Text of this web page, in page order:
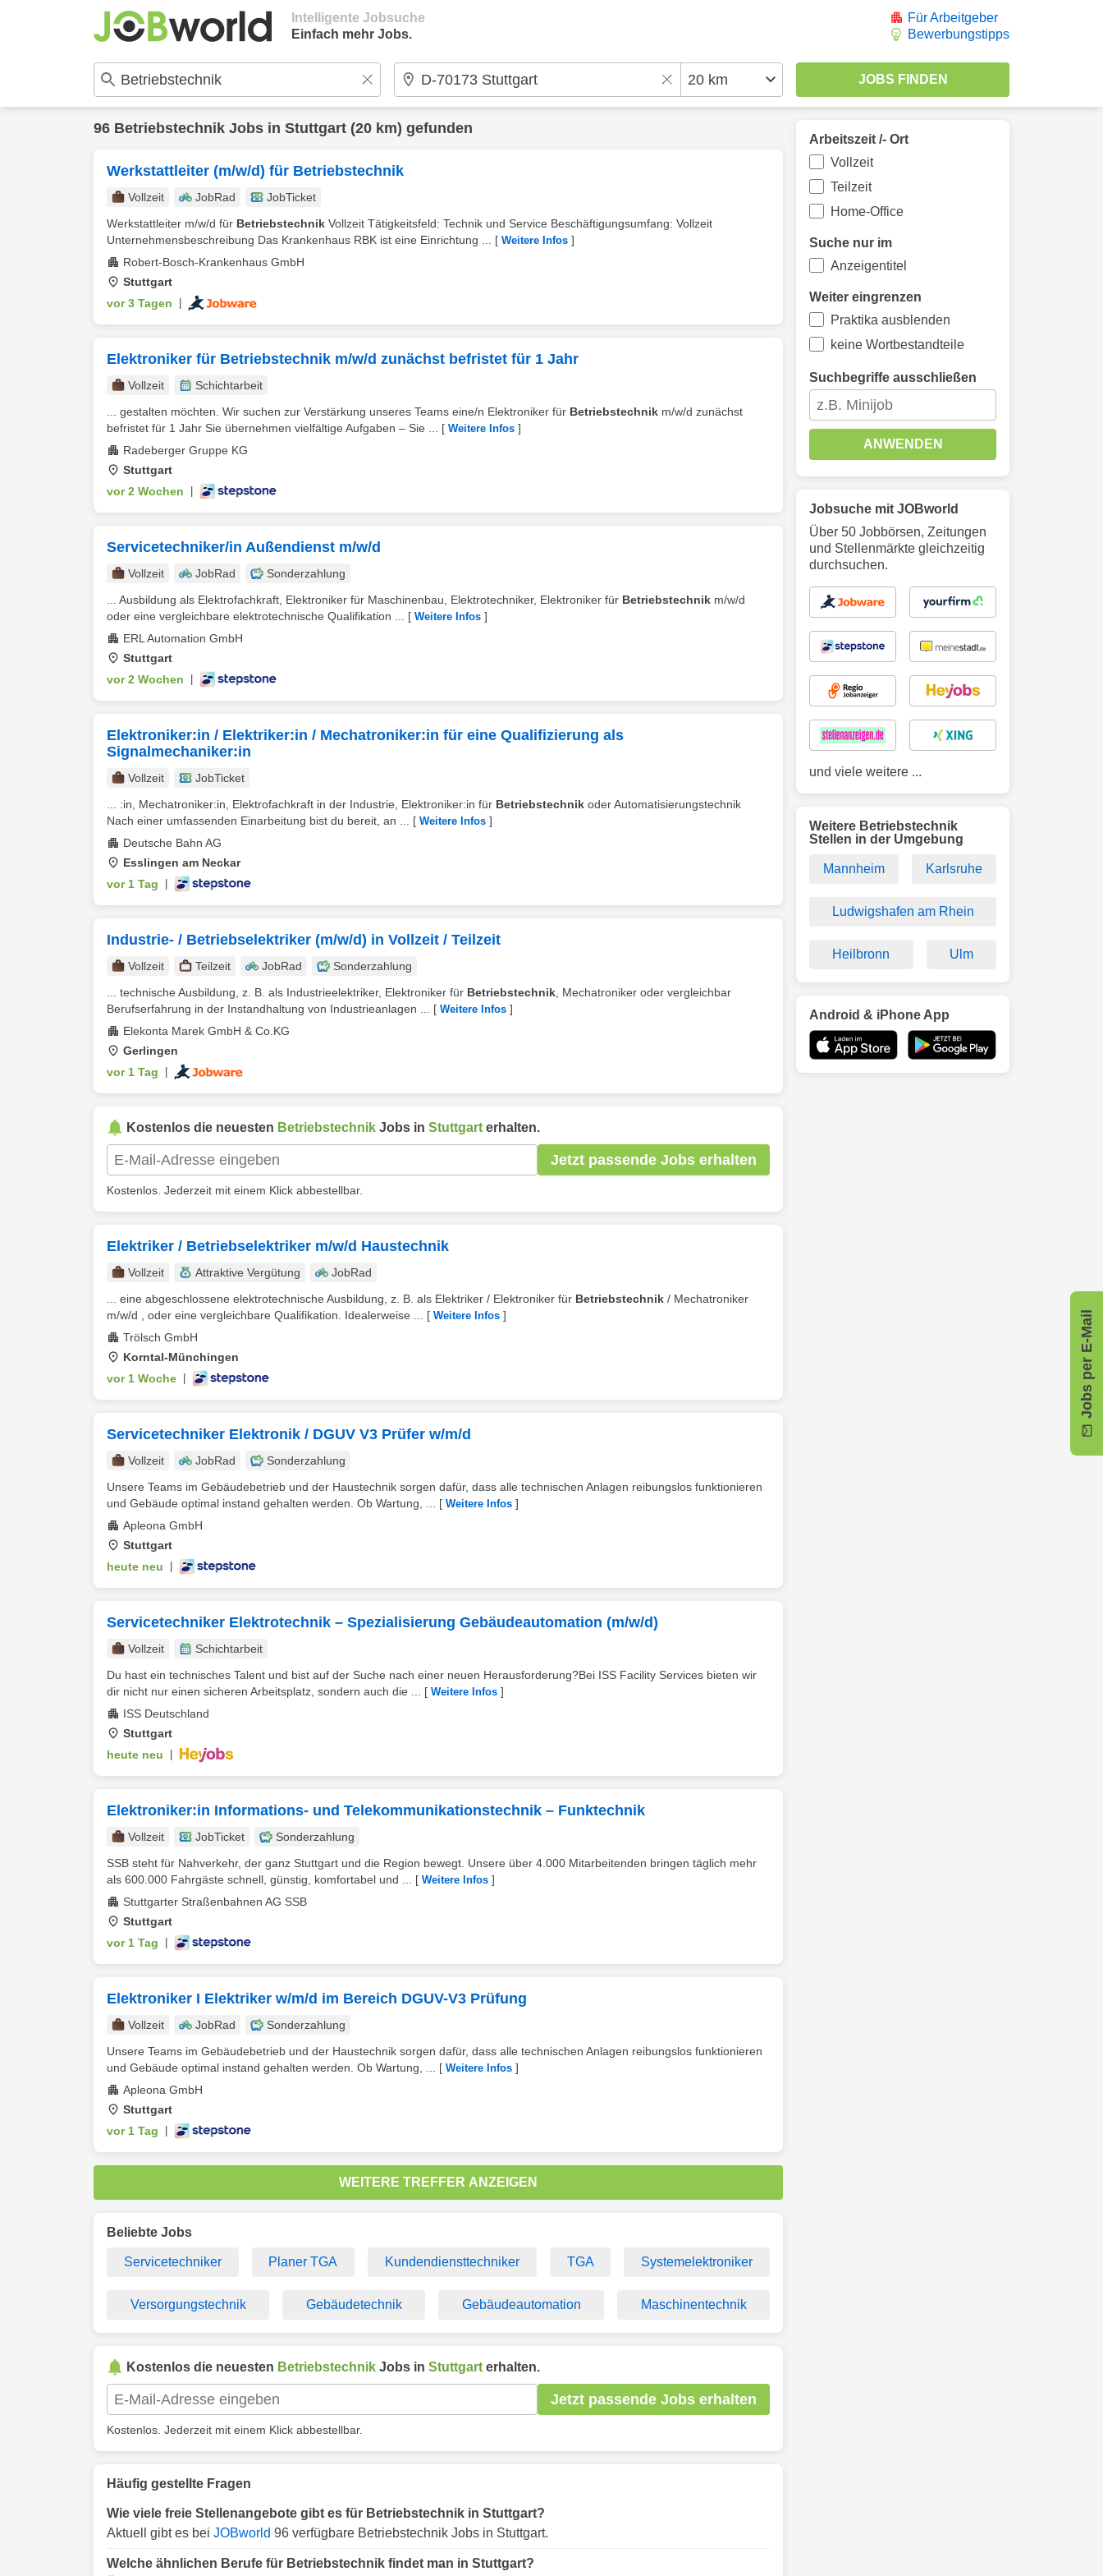
Intelligente Jobsuche
Einfach mehr Jobs.
Für Arbeitgeber
Bewerbungstipps
96 Betriebstechnik Jobs in Stuttgart (20 km) gefunden
Werkstattleiter (m/w/d) für Betriebstechnik
Vollzeit JobRad
JobTicket
Werkstattleiter m/w/d für Betriebstechnik Vollzeit Tätigkeitsfeld: Technik und Service Beschäftigungsumfang: Vollzeit
Unternehmensbeschreibung Das Krankenhaus RBK ist eine Einrichtung ...
[ Weitere Infos ]
Robert-Bosch-Krankenhaus GmbH
Stuttgart
vor 3 Tagen
Elektroniker für Betriebstechnik m/w/d zunächst befristet für 1 Jahr
Vollzeit
Schichtarbeit
... gestalten möchten. Wir suchen zur Verstärkung unseres Teams eine/n Elektroniker für Betriebstechnik m/w/d zunächst
befristet für 1 Jahr Sie übernehmen vielfältige Aufgaben – Sie ...
[ Weitere Infos ]
Radeberger Gruppe KG
Stuttgart
vor 2 Wochen
Servicetechniker/in Außendienst m/w/d
Vollzeit JobRad
Sonderzahlung
... Ausbildung als Elektrofachkraft, Elektroniker für Maschinenbau, Elektrotechniker, Elektroniker für Betriebstechnik m/w/d
oder eine vergleichbare elektrotechnische Qualifikation ...
[ Weitere Infos ]
ERL Automation GmbH
Stuttgart
vor 2 Wochen
Elektroniker:in / Elektriker:in / Mechatroniker:in für eine Qualifizierung als
Signalmechaniker:in
Vollzeit
JobTicket
... :in, Mechatroniker:in, Elektrofachkraft in der Industrie, Elektroniker:in für Betriebstechnik oder Automatisierungstechnik
Nach einer umfassenden Einarbeitung bist du bereit, an ...
[ Weitere Infos ]
Deutsche Bahn AG
Esslingen am Neckar
vor 1 Tag
Industrie- / Betriebselektriker (m/w/d) in Vollzeit / Teilzeit
Vollzeit Teilzeit JobRad
Sonderzahlung
... technische Ausbildung, z. B. als Industrieelektriker, Elektroniker für Betriebstechnik , Mechatroniker oder vergleichbar
Berufserfahrung in der Instandhaltung von Industrieanlagen ...
[ Weitere Infos ]
Elekonta Marek GmbH & Co.KG
Gerlingen
vor 1 Tag
Kostenlos die neuesten Betriebstechnik Jobs in Stuttgart erhalten.
Jetzt passende Jobs erhalten
Kostenlos. Jederzeit mit einem Klick abbestellbar.
Elektriker / Betriebselektriker m/w/d Haustechnik
Vollzeit Attraktive Vergütung
JobRad
... eine abgeschlossene elektrotechnische Ausbildung, z. B. als Elektriker / Elektroniker für Betriebstechnik / Mechatroniker
m/w/d , oder eine vergleichbare Qualifikation. Idealerweise ...
[ Weitere Infos ]
Trölsch GmbH
Korntal-Münchingen
vor 1 Woche
Servicetechniker Elektronik / DGUV V3 Prüfer w/m/d
Vollzeit JobRad
Sonderzahlung
Unsere Teams im Gebäudebetrieb und der Haustechnik sorgen dafür, dass alle technischen Anlagen reibungslos funktionieren
und Gebäude optimal instand gehalten werden. Ob Wartung, ...
[ Weitere Infos ]
Apleona GmbH
Stuttgart
heute neu
Servicetechniker Elektrotechnik – Spezialisierung Gebäudeautomation (m/w/d)
Vollzeit
Schichtarbeit
Du hast ein technisches Talent und bist auf der Suche nach einer neuen Herausforderung?Bei ISS Facility Services bieten wir
dir nicht nur einen sicheren Arbeitsplatz, sondern auch die ...
[ Weitere Infos ]
ISS Deutschland
Stuttgart
heute neu
Elektroniker:in Informations- und Telekommunikationstechnik – Funktechnik
Vollzeit JobTicket
Sonderzahlung
SSB steht für Nahverkehr, der ganz Stuttgart und die Region bewegt. Unsere über 4.000 Mitarbeitenden bringen täglich mehr
als 600.000 Fahrgäste schnell, günstig, komfortabel und ...
[ Weitere Infos ]
Stuttgarter Straßenbahnen AG SSB
Stuttgart
vor 1 Tag
Elektroniker I Elektriker w/m/d im Bereich DGUV-V3 Prüfung
Vollzeit JobRad
Sonderzahlung
Unsere Teams im Gebäudebetrieb und der Haustechnik sorgen dafür, dass alle technischen Anlagen reibungslos funktionieren
und Gebäude optimal instand gehalten werden. Ob Wartung, ...
[ Weitere Infos ]
Apleona GmbH
Stuttgart
vor 1 Tag
WEITERE TREFFER ANZEIGEN
Beliebte Jobs
Servicetechniker Planer TGA Kundendiensttechniker TGA Systemelektroniker
Versorgungstechnik Gebäudetechnik Gebäudeautomation Maschinentechnik
Kostenlos die neuesten Betriebstechnik Jobs in Stuttgart erhalten.
Jetzt passende Jobs erhalten
Kostenlos. Jederzeit mit einem Klick abbestellbar.
Häufig gestellte Fragen
Wie viele freie Stellenangebote gibt es für Betriebstechnik in Stuttgart?
Aktuell gibt es bei JOBworld 96 verfügbare Betriebstechnik Jobs in Stuttgart.
Welche ähnlichen Berufe für Betriebstechnik findet man in Stuttgart?
Jobs per E-Mail
Arbeitszeit /- Ort
Vollzeit
Teilzeit
Home-Office
Suche nur im
Anzeigentitel
Weiter eingrenzen
Praktika ausblenden
keine Wortbestandteile
Suchbegriffe ausschließen
ANWENDEN
Jobsuche mit JOBworld
Über 50 Jobbörsen, Zeitungen
und Stellenmärkte gleichzeitig
durchsuchen.
und viele weitere ...
Weitere Betriebstechnik
Stellen in der Umgebung
Mannheim Karlsruhe
Ludwigshafen am Rhein
Heilbronn Ulm
Android & iPhone App